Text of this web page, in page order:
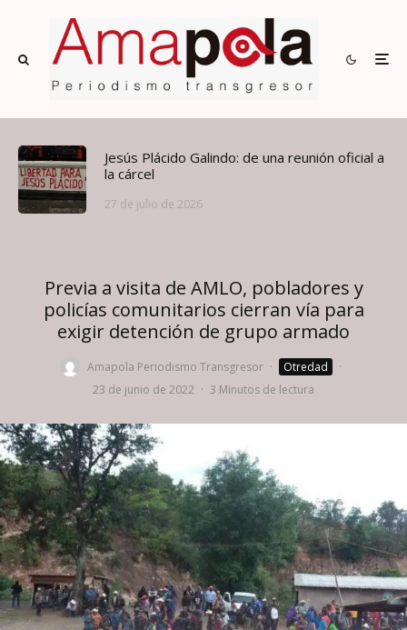
Jesús Plácido Galindo: de una reunión oficial a
la cárcel
27 de julio de 2026
Previa a visita de AMLO, pobladores y
policías comunitarios cierran vía para
exigir detención de grupo armado
Amapola Periodismo Transgresor · Otredad
·
23 de junio de 2022 · 3 Minutos de lectura